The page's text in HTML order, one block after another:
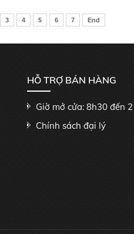
3 4 5 6 7 End
HỖ TRỢ BÁN HÀNG
Giờ mở cửa: 8h30 đến
Chính sách đại lý